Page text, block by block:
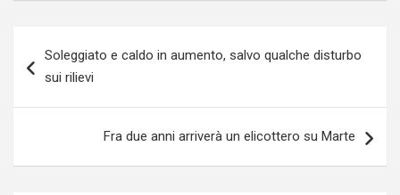
articoli
Soleggiato e caldo in aumento, salvo qualche disturbo
sui rilievi
Fra due anni arriverà un elicottero su Marte